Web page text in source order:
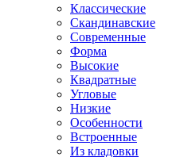
Классические
Скандинавские
Современные
Форма
Высокие
Квадратные
Угловые
Низкие
Особенности
Встроенные
Из кладовки